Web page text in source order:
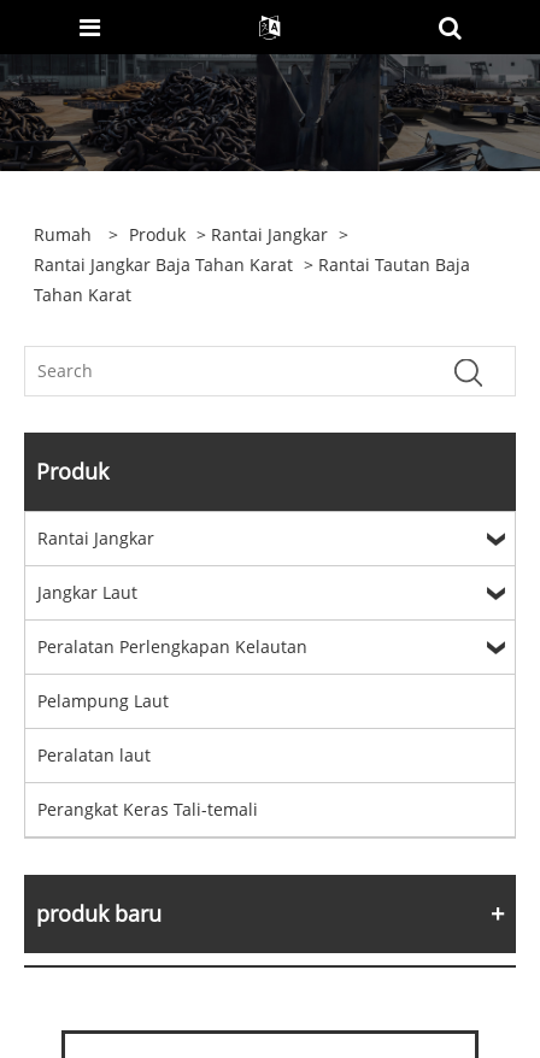
Rumah > Produk > Rantai Jangkar >
Rantai Jangkar Baja Tahan Karat > Rantai Tautan Baja
Tahan Karat
Produk
Rantai Jangkar
Jangkar Laut
Peralatan Perlengkapan Kelautan
Pelampung Laut
Peralatan laut
Perangkat Keras Tali-temali
produk baru